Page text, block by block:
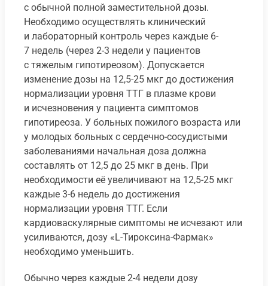
с обычной полной заместительной дозы.
Необходимо осуществлять клинический
и лабораторный контроль через каждые 6-
7 недель (через 2-3 недели у пациентов
с тяжелым гипотиреозом). Допускается
изменение дозы на 12,5-25 мкг до достижения
нормализации уровня ТТГ в плазме крови
и исчезновения у пациента симптомов
гипотиреоза. У больных пожилого возраста или
у молодых больных с сердечно-сосудистыми
заболеваниями начальная доза должна
составлять от 12,5 до 25 мкг в день. При
необходимости её увеличивают на 12,5-25 мкг
каждые 3-6 недель до достижения
нормализации уровня ТТГ. Если
кардиоваскулярные симптомы не исчезают или
усиливаются, дозу «L-Тироксина-Фармак»
необходимо уменьшить.
Обычно через каждые 2-4 недели дозу